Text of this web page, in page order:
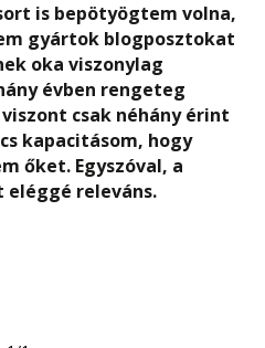
is bepötyögtem volna,
gyártok blogposztokat
oka viszonylag
évben rengeteg
csak néhány érint
kapacitásom, hogy
őket. Egyszóval, a
eléggé releváns.